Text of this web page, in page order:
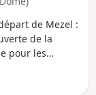
de Mezel :
de la
pour les
la Limagne et